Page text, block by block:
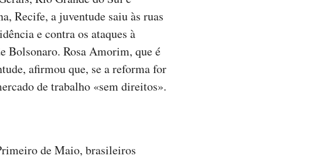
Recife, a juventude saiu às ruas
e contra os ataques à
Bolsonaro. Rosa Amorim, que é
afirmou que, se a reforma for
de trabalho «sem direitos».
de Maio, brasileiros